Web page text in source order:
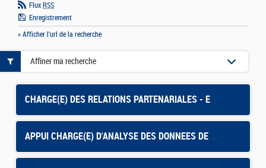
Flux RSS
Enregistrement
» Afficher l'url de la recherche
CHARGE(E) DES RELATIONS PARTENARIALES - En contrat d'apprentissage
APPUI CHARGE(E) D'ANALYSE DES DONNEES DE PILOTAGE - CONTRAT APPRENTISSAGE
Affiner ma recherche